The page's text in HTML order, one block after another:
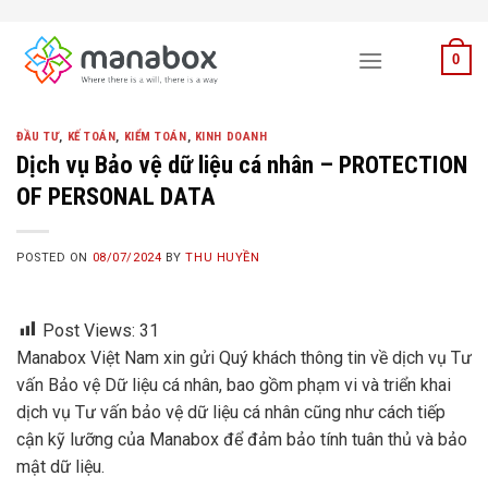
content
0
ĐẦU TƯ, KẾ TOÁN, KIỂM TOÁN, KINH DOANH
Dịch vụ Bảo vệ dữ liệu cá nhân – PROTECTION
OF PERSONAL DATA
POSTED ON 08/07/2024 BYTHU HUYỀN
Post Views: 31
Manabox Việt Nam xin gửi Quý khách thông tin về dịch vụ Tư
vấn Bảo vệ Dữ liệu cá nhân, bao gồm phạm vi và triển khai
dịch vụ Tư vấn bảo vệ dữ liệu cá nhân cũng như cách tiếp
cận kỹ lưỡng của Manabox để đảm bảo tính tuân thủ và bảo
mật dữ liệu.